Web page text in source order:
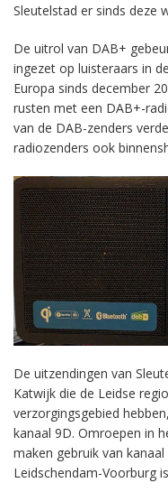
Sleutelstad er sinds deze
De uitrol van DAB+
ingezet op luisteraars in
Europa sinds december
rusten met een DAB+-
van de DAB-zenders
radiozenders ook
De uitzendingen van
Katwijk die de Leidse
verzorgingsgebied
kanaal 9D. Omroepen in
maken gebruik van
Leidschendam-Voorburg